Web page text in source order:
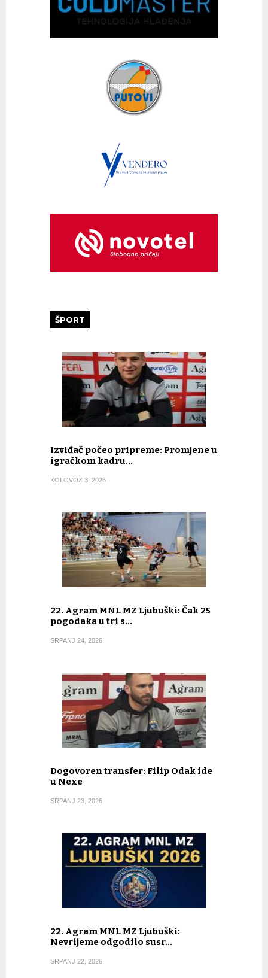
ŠPORT
Izviđač počeo pripreme: Promjene u
igračkom kadru…
KOLOVOZ 3, 2026
22. Agram MNL MZ Ljubuški: Čak 25
pogodaka u tri s…
SRPANJ 24, 2026
Dogovoren transfer: Filip Odak ide
u Nexe
SRPANJ 23, 2026
22. Agram MNL MZ Ljubuški:
Nevrijeme odgodilo susr…
SRPANJ 22, 2026